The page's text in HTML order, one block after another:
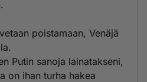
poistamaan, Venäjä
Putin sanoja lainatakseni,
on ihan turha hakea